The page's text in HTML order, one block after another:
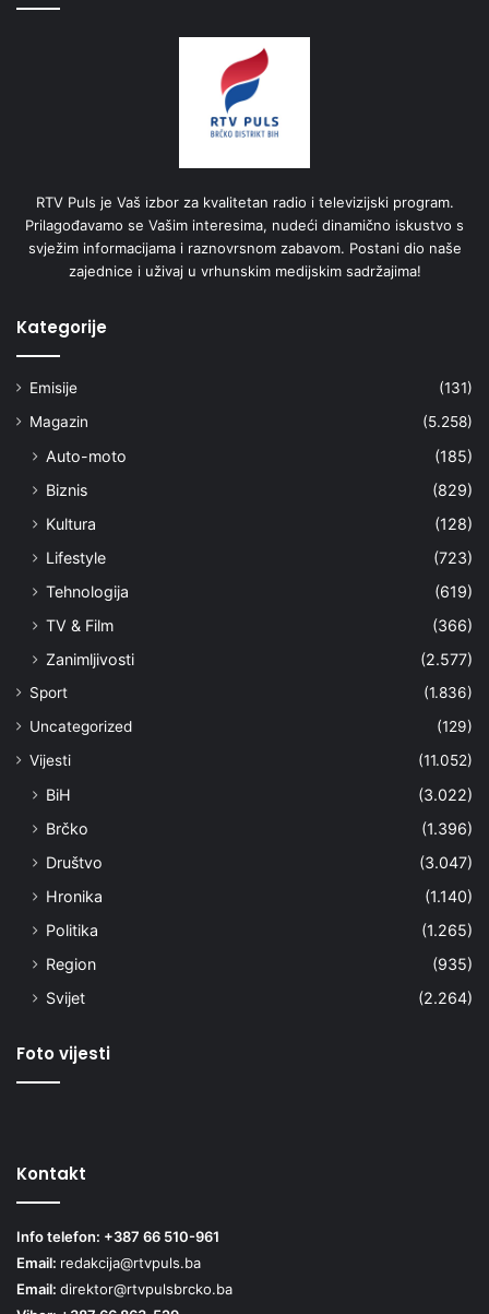
RTV Puls je Vaš izbor za kvalitetan radio i televizijski program.
Prilagođavamo se Vašim interesima, nudeći dinamično iskustvo s
svježim informacijama i raznovrsnom zabavom. Postani dio naše
zajednice i uživaj u vrhunskim medijskim sadržajima!
Kategorije
Emisije
(131)
Magazin
(5.258)
Auto-moto
(185)
Biznis
(829)
Kultura
(128)
Lifestyle
(723)
Tehnologija
(619)
TV & Film
(366)
Zanimljivosti
(2.577)
Sport
(1.836)
Uncategorized
(129)
Vijesti
(11.052)
BiH
(3.022)
Brčko
(1.396)
Društvo
(3.047)
Hronika
(1.140)
Politika
(1.265)
Region
(935)
Svijet
(2.264)
Foto vijesti
Kontakt
Info telefon: +387 66 510-961
Email: redakcija@rtvpuls.ba
Email: direktor@rtvpulsbrcko.ba